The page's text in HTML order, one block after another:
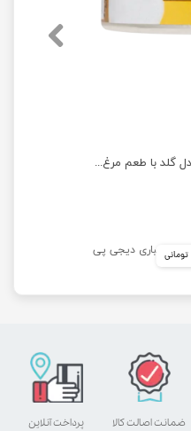
کنسرو غذای گربه گورمت مدل گلد با طعم مرغ وزن ۸۵ گرم
پرداخت آنلاین ضمانت اصالت کالا